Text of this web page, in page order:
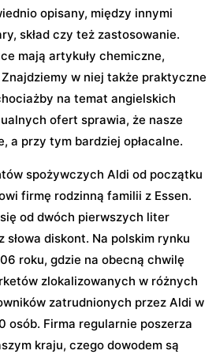
opisany, między innymi
skład czy też zastosowanie.
mają artykuły chemiczne,
w niej także praktyczne
na temat angielskich
ofert sprawia, że nasze
a przy tym bardziej opłacalne.
spożywczych Aldi od początku
firmę rodzinną familii z Essen.
od dwóch pierwszych liter
diskont. Na polskim rynku
roku, gdzie na obecną chwilę
zlokalizowanych w różnych
zatrudnionych przez Aldi w
osób. Firma regularnie poszerza
kraju, czego dowodem są